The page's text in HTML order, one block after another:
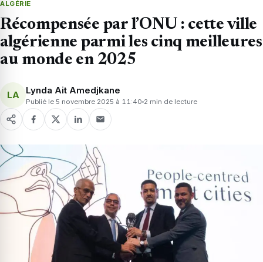
ALGÉRIE
Récompensée par l’ONU : cette ville
algérienne parmi les cinq meilleures
au monde en 2025
LA Lynda Ait Amedjkane
Publié le 5 novembre 2025 à 11:40 2 min de lecture